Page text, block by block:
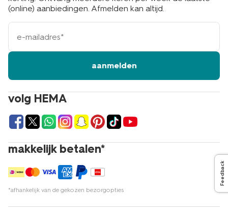
volg HEMA
makkelijk betalen*
*afhankelijk van de gekozen bezorgopties
(online) aanbiedingen. Afmelden kan altijd.
e-
mailadres
aanmelden
Feedback